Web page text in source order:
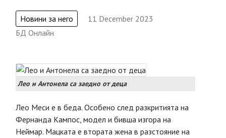
Новини за него
11 December 2023
БД Онлайн
Лео и Антонела са заедно от деца
Лео Меси е в беда. Особено след разкритията на
Фернанда Кампос, модел и бивша изгора на
Неймар. Мацката е втората жена в разстояние на